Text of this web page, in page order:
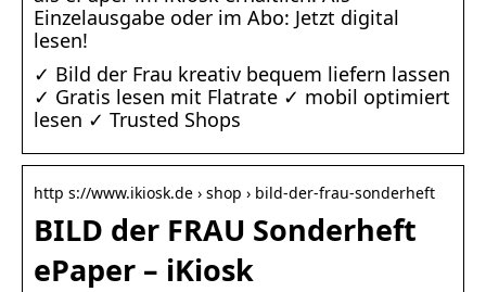
Einzelausgabe oder im Abo: Jetzt digital
lesen!
✓ Bild der Frau kreativ bequem liefern lassen
✓ Gratis lesen mit Flatrate ✓ mobil optimiert
lesen ✓ Trusted Shops
http s://www.ikiosk.de › shop › bild-der-frau-sonderheft
BILD der FRAU Sonderheft
ePaper – iKiosk